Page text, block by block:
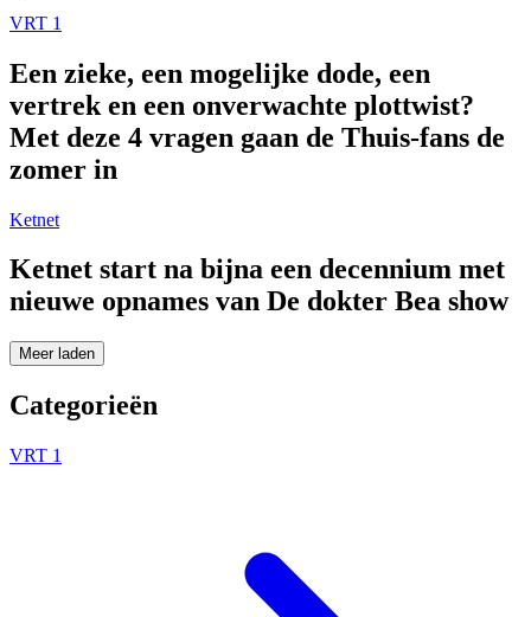
VRT 1
Een zieke, een mogelijke dode, een
vertrek en een onverwachte plottwist?
Met deze 4 vragen gaan de Thuis-fans de
zomer in
Ketnet
Ketnet start na bijna een decennium met
nieuwe opnames van De dokter Bea show
Meer laden
Categorieën
VRT 1